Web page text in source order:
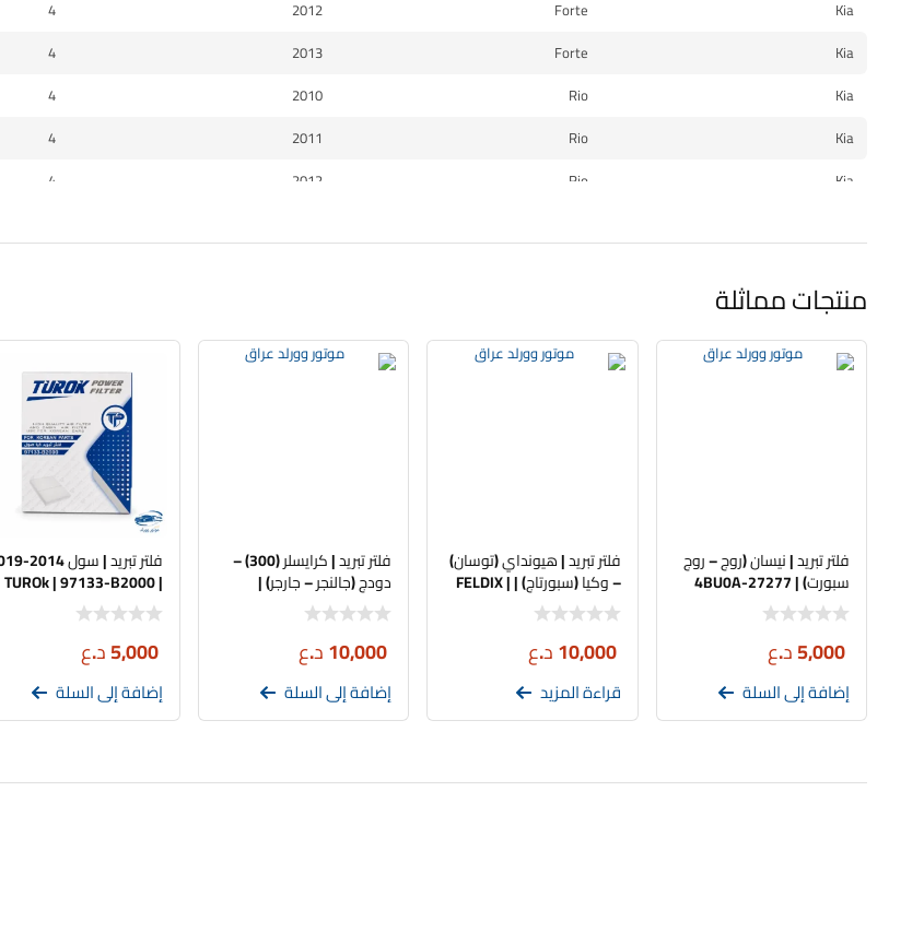
Kia
Forte
2012
4
Kia
Forte
2013
4
Kia
Rio
2010
4
Kia
Rio
2011
4
Kia
Rio
2012
4
Kia
Kia
Rio
2015
4
4
4
Kia
Sportage
2006
6
Kia
Sportage
2009
Kia
Sportage
2010
Kia
Sportage
2011
4
Kia
Sportage
2013
4
منتجات مماثلة
فلتر تبريد | نيسان (روج – روج
سبورت) | 27277-4BU0A
5,000د.ع
إضافة إلى السلة
فلتر تبريد | هيونداي (توسان)
– وكيا (سبورتاج) | FELDIX |
97133-D3000
10,000د.ع
قراءة المزيد
فلتر تبريد | كرايسلر (300) –
دودج (جالنجر – جارجر) |
FILDEX 68071668AA
10,000د.ع
إضافة إلى السلة
فلتر تبريد |
| TUROk | 97133-B2000
5,000د.ع
إضافة إلى السلة